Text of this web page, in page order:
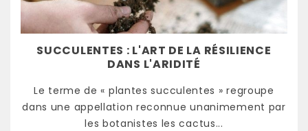
SUCCULENTES : L'ART DE LA RÉSILIENCE
DANS L'ARIDITÉ
Le terme de « plantes succulentes » regroupe
dans une appellation reconnue unanimement par
les botanistes les cactus...